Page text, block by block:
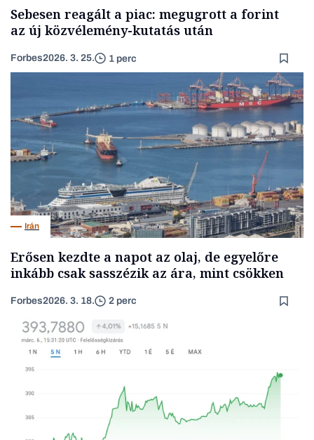
Sebesen reagált a piac: megugrott a forint
az új közvélemény-kutatás után
Forbes2026. 3. 25. 1 perc
Irán
Erősen kezdte a napot az olaj, de egyelőre
inkább csak sasszézik az ára, mint csökken
Forbes2026. 3. 18. 2 perc